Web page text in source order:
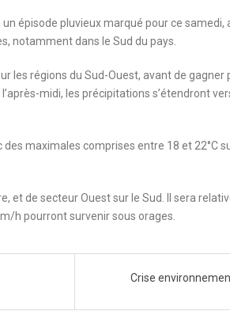
un épisode pluvieux marqué pour ce
notamment dans le Sud du pays.
les régions du Sud-Ouest, avant de
midi, les précipitations s’étendront
maximales comprises entre 18 et 22°C
et de secteur Ouest sur le Sud. Il sera
h pourront survenir sous orages.
Crise